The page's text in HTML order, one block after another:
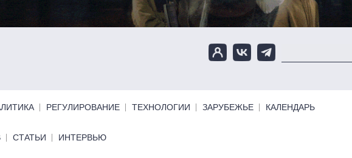
РЕГУЛИРОВАНИЕ ТЕХНОЛОГИИ ЗАРУБЕЖЬЕ КАЛЕНДАРЬ
СТАТЬИ ИНТЕРВЬЮ